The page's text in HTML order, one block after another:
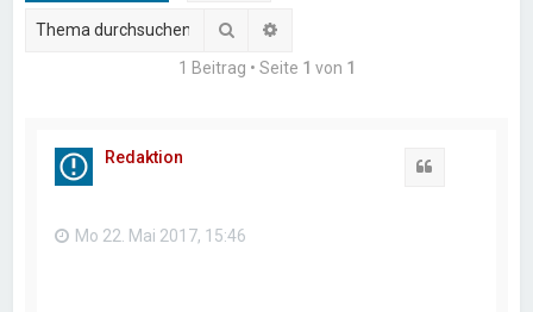
Suche
1 Beitrag • Seite 1 von 1
Redaktion
Mo 22. Mai 2017, 15:46